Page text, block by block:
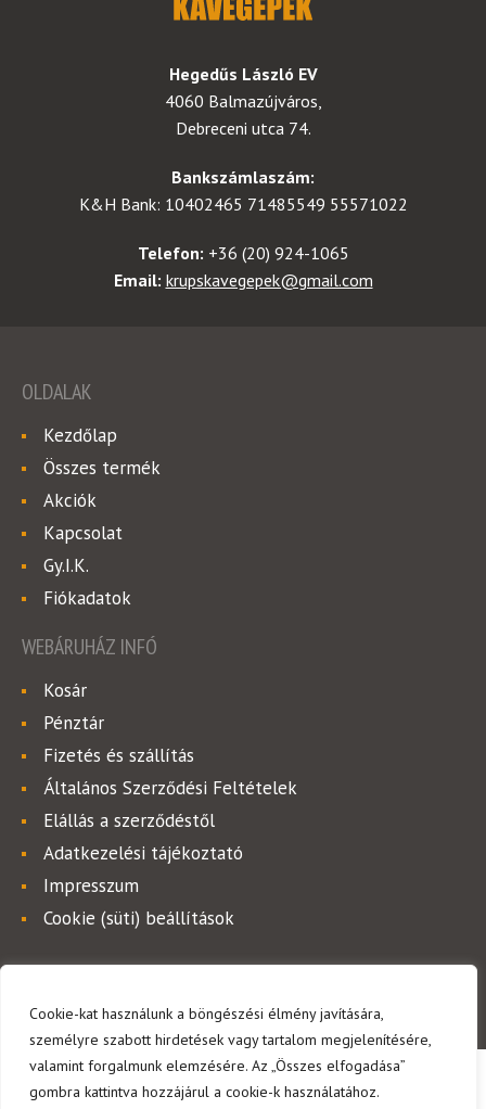
Cookie-kat használunk a böngészési élmény javítására,
személyre szabott hirdetések vagy tartalom megjelenítésére,
valamint forgalmunk elemzésére. Az „Összes elfogadása”
gombra kattintva hozzájárul a cookie-k használatához.
Hegedűs László EV
4060 Balmazújváros,
Debreceni utca 74.
Bankszámlaszám:
K&H Bank: 10402465 71485549 55571022
Telefon: +36 (20) 924-1065
Email: krupskavegepek@gmail.com
OLDALAK
Kezdőlap
Összes termék
Akciók
Kapcsolat
Gy.I.K.
Fiókadatok
WEBÁRUHÁZ INFÓ
Kosár
Pénztár
Fizetés és szállítás
Általános Szerződési Feltételek
Elállás a szerződéstől
Adatkezelési tájékoztató
Impresszum
Cookie (süti) beállítások
© Copyright 2026. Krups kávégépek. Minden jog fenntartva!